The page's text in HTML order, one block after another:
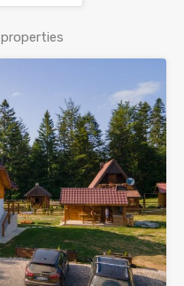
properties